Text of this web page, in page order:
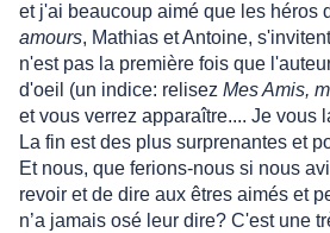
et j'ai beaucoup aimé que les héros
amours, Mathias et Antoine,
n'est pas la première fois que
d'oeil (un indice: relisez Mes Amis,
et vous verrez apparaître.... Je vous
La fin est des plus surprenantes et
Et nous, que ferions-nous si nous
revoir et de dire aux êtres aimés et
n’a jamais osé leur dire? C'est une